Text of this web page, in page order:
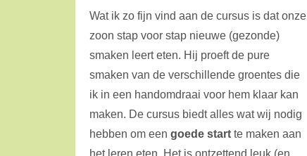
Wat ik zo fijn vind aan de cursus is dat onze
zoon stap voor stap nieuwe (gezonde)
smaken leert eten. Hij proeft de pure
smaken van de verschillende groentes die
ik in een handomdraai voor hem klaar kan
maken. De cursus biedt alles wat wij nodig
hebben om een goede start te maken aan
het leren eten. Het is ontzettend leuk (en